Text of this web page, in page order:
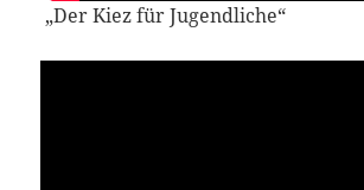
„Der Kiez für Jugendliche“